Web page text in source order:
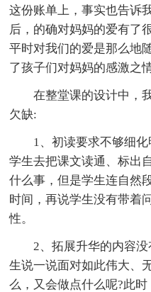
这份账单上，事实也告诉
后，的确对妈妈的爱有了
平时对我们的爱是那么地
了孩子们对妈妈的感激之情
在整堂课的设计中，
欠缺:
1、初读要求不够细
学生去把课文读通、标出
什么事，但是学生连自然
时间，再说学生没有带着
性。
2、拓展升华的内容
生说一说面对如此伟大、
么，又会做点什么呢?此